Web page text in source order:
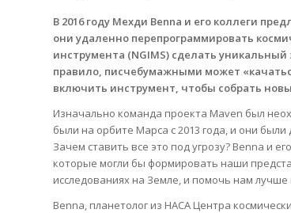
В 2016 году Мехди Benna и его коллеги
они удаленно перепрограммировать
инструмента (NGIMS) сделать
правило, писчебумажными может
включить инструмент, чтобы собрать
Изначально команда проекта Maven был
были на орбите Марса с 2013 года, и они
Зачем ставить все это под угрозу? Benna и
которые могли бы формировать наши
исследованиях на Земле, и помочь нам
Benna, планетолог из НАСА Центра